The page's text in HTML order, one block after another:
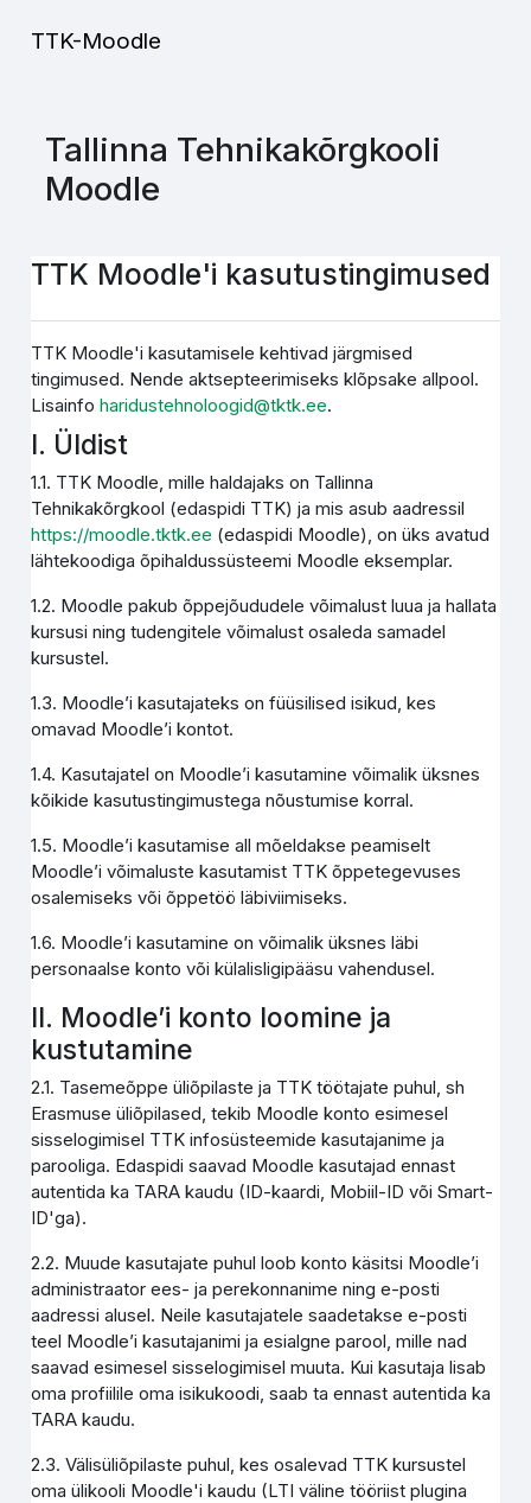
TTK-Moodle
Tallinna Tehnikakõrgkooli
Moodle
TTK Moodle'i kasutustingimused
TTK Moodle'i kasutamisele kehtivad järgmised
tingimused. Nende aktsepteerimiseks klõpsake allpool.
Lisainfoharidustehnoloogid@tktk.ee.
I. Üldist
1.1. TTK Moodle, mille haldajaks on Tallinna
Tehnikakõrgkool (edaspidi TTK) ja mis asub aadressil
https://moodle.tktk.ee (edaspidi Moodle), on üks avatud
lähtekoodiga õpihaldussüsteemi Moodle eksemplar.
1.2. Moodle pakub õppejõududele võimalust luua ja hallata
kursusi ning tudengitele võimalust osaleda samadel
kursustel.
1.3. Moodle’i kasutajateks on füüsilised isikud, kes
omavad Moodle’i kontot.
1.4. Kasutajatel on Moodle’i kasutamine võimalik üksnes
kõikide kasutustingimustega nõustumise korral.
1.5. Moodle’i kasutamise all mõeldakse peamiselt
Moodle’i võimaluste kasutamist TTK õppetegevuses
osalemiseks või õppetöö läbiviimiseks.
1.6. Moodle’i kasutamine on võimalik üksnes läbi
personaalse konto või külalisligipääsu vahendusel.
II. Moodle’i konto loomine ja
kustutamine
2.1. Tasemeõppe üliõpilaste ja TTK töötajate puhul, sh
Erasmuse üliõpilased, tekib Moodle konto esimesel
sisselogimisel TTK infosüsteemide kasutajanime ja
parooliga. Edaspidi saavad Moodle kasutajad ennast
autentida ka TARA kaudu (ID-kaardi, Mobiil-ID või Smart-
ID'ga).
2.2. Muude kasutajate puhul loob konto käsitsi Moodle’i
administraator ees- ja perekonnanime ning e-posti
aadressi alusel. Neile kasutajatele saadetakse e-posti
teel Moodle’i kasutajanimi ja esialgne parool, mille nad
saavad esimesel sisselogimisel muuta. Kui kasutaja lisab
oma profiilile oma isikukoodi, saab ta ennast autentida ka
TARA kaudu.
2.3. Välisüliõpilaste puhul, kes osalevad TTK kursustel
oma ülikooli Moodle'i kaudu (LTI väline tööriist plugina